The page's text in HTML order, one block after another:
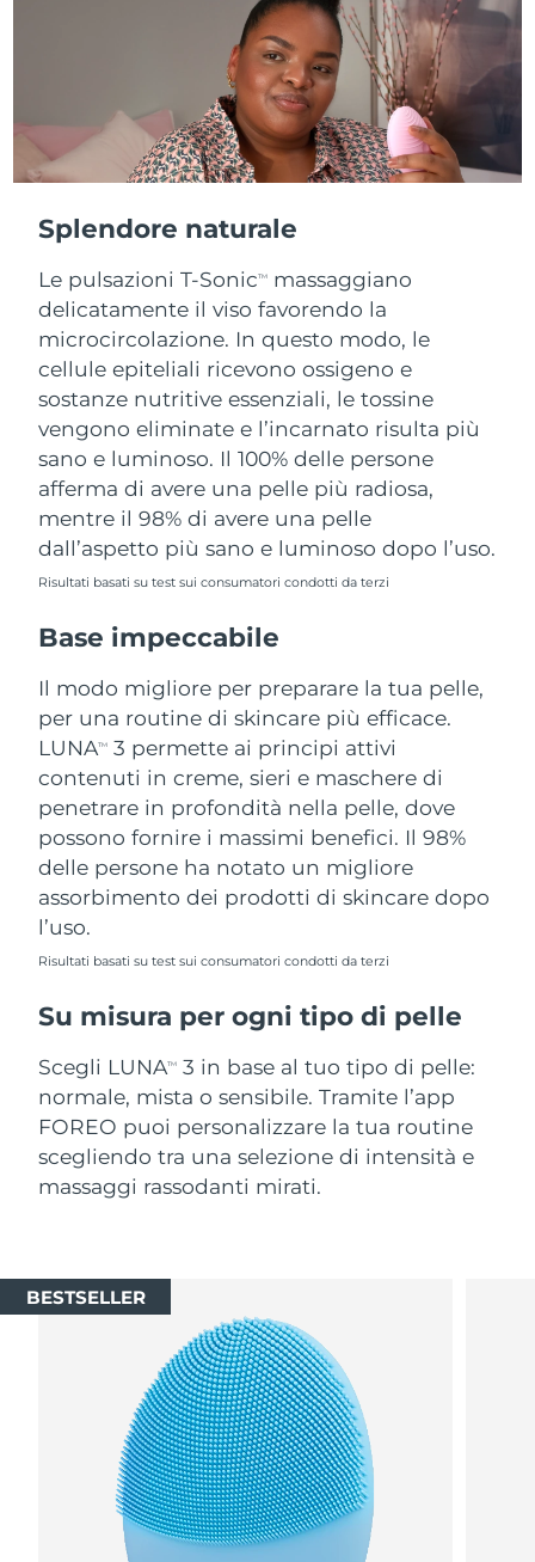
Splendore naturale
Le pulsazioni T-SonicTM
massaggiano
delicatamente il viso favorendo la
microcircolazione. In questo modo, le
cellule epiteliali ricevono ossigeno e
sostanze nutritive essenziali, le tossine
vengono eliminate e l’incarnato risulta più
sano e luminoso. Il 100% delle persone
afferma di avere una pelle più radiosa,
mentre il 98% di avere una pelle
dall’aspetto più sano e luminoso dopo l’uso.
Risultati basati su test sui consumatori condotti da terzi
Base impeccabile
Il modo migliore per preparare la tua pelle,
per una routine di skincare più efficace.
LUNATM
3 permette ai principi attivi
contenuti in creme, sieri e maschere di
penetrare in profondità nella pelle, dove
possono fornire i massimi benefici. Il 98%
delle persone ha notato un migliore
assorbimento dei prodotti di skincare dopo
l’uso.
Risultati basati su test sui consumatori condotti da terzi
Su misura per ogni tipo di pelle
Scegli LUNATM
3 in base al tuo tipo di pelle:
normale, mista o sensibile. Tramite l’app
FOREO puoi personalizzare la tua routine
scegliendo tra una selezione di intensità e
massaggi rassodanti mirati.
BESTSELLER